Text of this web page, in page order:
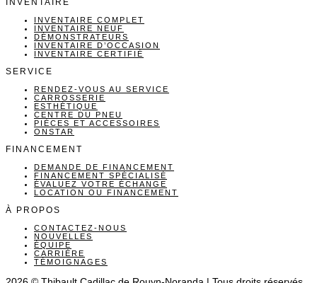
INVENTAIRE
INVENTAIRE COMPLET
INVENTAIRE NEUF
DÉMONSTRATEURS
INVENTAIRE D’OCCASION
INVENTAIRE CERTIFIÉ
SERVICE
RENDEZ-VOUS AU SERVICE
CARROSSERIE
ESTHÉTIQUE
CENTRE DU PNEU
PIÈCES ET ACCESSOIRES
ONSTAR
FINANCEMENT
DEMANDE DE FINANCEMENT
FINANCEMENT SPÉCIALISÉ
ÉVALUEZ VOTRE ÉCHANGE
LOCATION OU FINANCEMENT
À PROPOS
CONTACTEZ-NOUS
NOUVELLES
ÉQUIPE
CARRIÈRE
TÉMOIGNAGES